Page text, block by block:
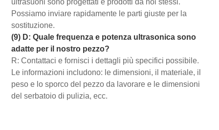
ultrasuoni sono progettati e prodotti da noi stessi.
Possiamo inviare rapidamente le parti giuste per la
sostituzione.
(9) D: Quale frequenza e potenza ultrasonica sono
adatte per il nostro pezzo?
R: Contattaci e fornisci i dettagli più specifici possibile.
Le informazioni includono: le dimensioni, il materiale, il
peso e lo sporco del pezzo da lavorare e le dimensioni
del serbatoio di pulizia, ecc.